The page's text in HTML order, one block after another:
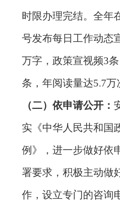
时限办理完结。全年
号发布每日 工作动态
万字 ， 政策宣视频3条
条， 年阅读量达5.7万
（二）依申请公开 ：
实《中华人民共和国
例》，进一步做好依
署要求，积极主动做
作， 设立专门的咨询